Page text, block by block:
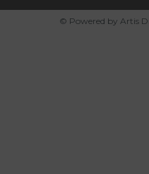
© Powered by Artis